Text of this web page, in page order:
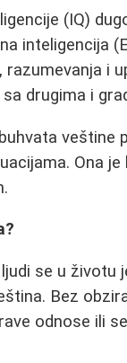
(IQ)
inteligencija
i
drugima i
Ona
se u
Bez
odnose ili